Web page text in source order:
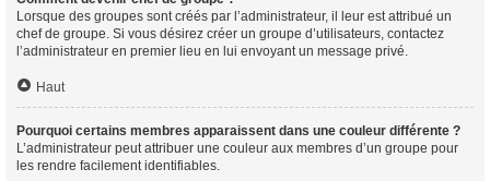
Lorsque des groupes sont créés par l’administrateur, il leur est attribué un
chef de groupe. Si vous désirez créer un groupe d’utilisateurs, contactez
l’administrateur en premier lieu en lui envoyant un message privé.
Haut
Pourquoi certains membres apparaissent dans une couleur différente ?
L’administrateur peut attribuer une couleur aux membres d’un groupe pour
les rendre facilement identifiables.